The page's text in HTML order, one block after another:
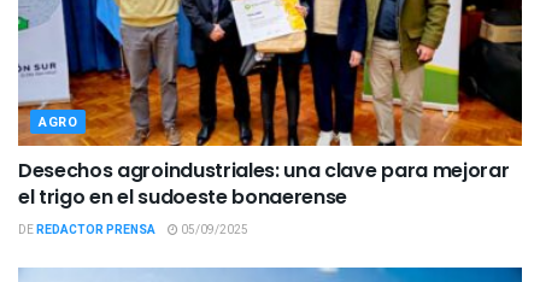
AGRO
Desechos agroindustriales: una clave para mejorar
el trigo en el sudoeste bonaerense
DEREDACTOR PRENSA 05/09/2025